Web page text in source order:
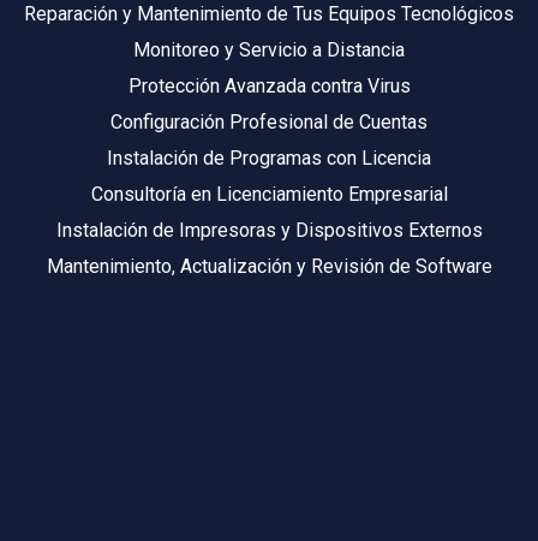
Reparación y Mantenimiento de Tus Equipos Tecnológicos
Monitoreo y Servicio a Distancia
Protección Avanzada contra Virus
Configuración Profesional de Cuentas
Instalación de Programas con Licencia
Consultoría en Licenciamiento Empresarial
Instalación de Impresoras y Dispositivos Externos
Mantenimiento, Actualización y Revisión de Software